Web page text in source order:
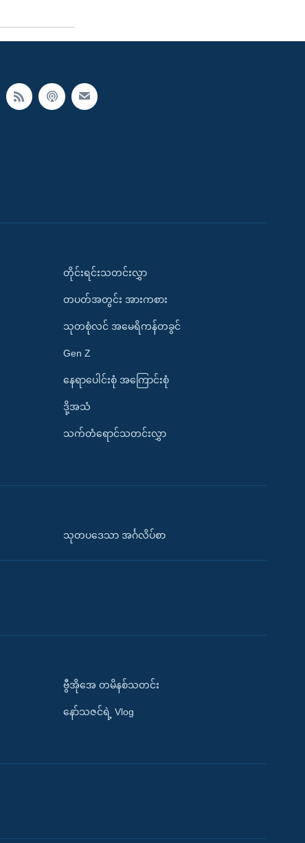
တိုင်းရင်းသတင်းလွှာ
တပတ်အတွင်း အားကစား
သုတစုံလင် အမေရိကန်တခွင်
Gen Z
နေရာပေါင်းစုံ အကြောင်းစုံ
ဒို့အသံ
သက်တံရောင်သတင်းလွှာ
သုတပဒေသာ အင်္ဂလိပ်စာ
ဗွီအိုအေ တမိနစ်သတင်း
နော်သဇင်ရဲ့ Vlog